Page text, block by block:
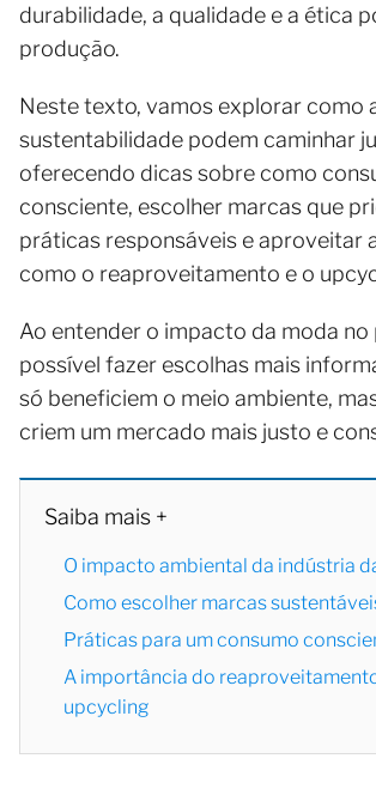
durabilidade, a qualidade e a ética
produção.
Neste texto, vamos explorar como
sustentabilidade podem caminhar
oferecendo dicas sobre como
consciente, escolher marcas que
práticas responsáveis e aproveitar
como o reaproveitamento e o
Ao entender o impacto da moda no
possível fazer escolhas mais
só beneficiem o meio ambiente,
criem um mercado mais justo e
Saiba mais +
O impacto ambiental da indústria
Como escolher marcas
Práticas para um consumo
A importância do
upcycling